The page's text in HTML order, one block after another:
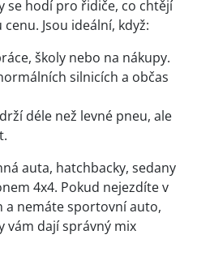
se hodí pro řidiče, co chtějí
Jsou ideální, když:
školy nebo na nákupy.
silnicích a občas
déle než levné pneu, ale
auta, hatchbacky, sedany
4x4. Pokud nejezdíte v
nemáte sportovní auto,
vám dají správný mix